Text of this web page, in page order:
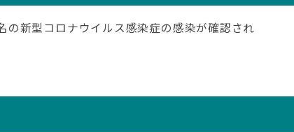
新型コロナウイルス感染症の感染が確認され